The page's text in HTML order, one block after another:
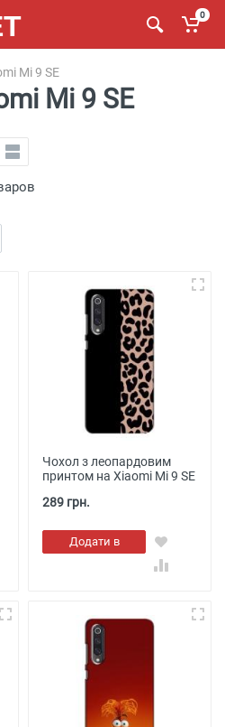
0
Mi 9 SE
Mi 9 SE
Чохол з леопардовим
принтом на Xiaomi Mi 9 SE
289 грн.
Додати в
кошик